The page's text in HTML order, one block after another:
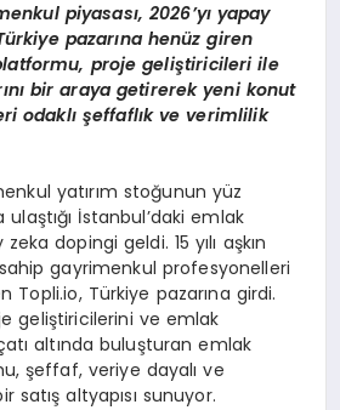
piyasası, 2026’yı yapay
ürkiye pazarına henüz giren
proje geliştiricileri ile
ını bir araya getirerek yeni konut
odaklı şeffaflık ve verimlilik
yatırım stoğunun yüz
İstanbul’daki emlak
dopingi geldi. 15 yılı aşkın
gayrimenkul profesyonelleri
Topli.io, Türkiye pazarına girdi.
geliştiricilerini ve emlak
altında buluşturan emlak
şeffaf, veriye dayalı ve
satış altyapısı sunuyor.